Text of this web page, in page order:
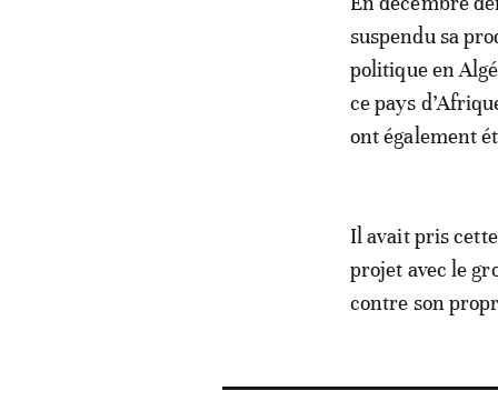
suspendu sa
politique en
ce pays
ont également
Il avait pris
projet avec le
contre son